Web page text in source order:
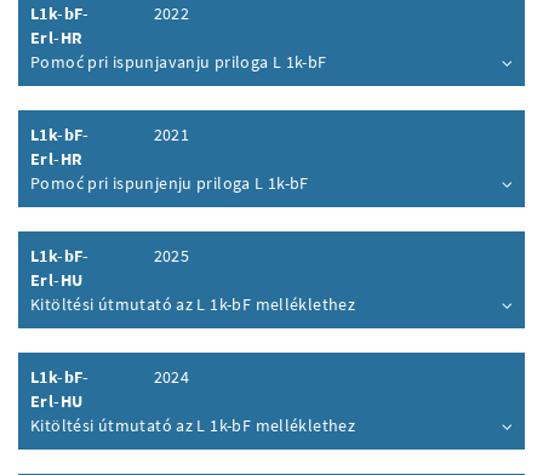
L1k-bF-
Erl-HR
2022
Pomoć pri ispunjavanju priloga L 1k-bF
Inhalt aufklappen
L1k-bF-
Erl-HR
2021
Pomoć pri ispunjenju priloga L 1k-bF
Inhalt aufklappen
L1k-bF-
Erl-HU
2025
Kitöltési útmutató az L 1k-bF melléklethez
Inhalt aufklappen
L1k-bF-
Erl-HU
2024
Kitöltési útmutató az L 1k-bF melléklethez
Inhalt aufklappen